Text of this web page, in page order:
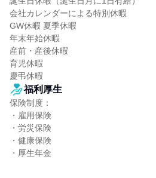
会社カレンダーによる特別休暇
GW休暇 夏季休暇
年末年始休暇
産前・産後休暇
育児休暇
慶弔休暇
福利厚生
保険制度：
・雇用保険
・労災保険
・健康保険
・厚生年金